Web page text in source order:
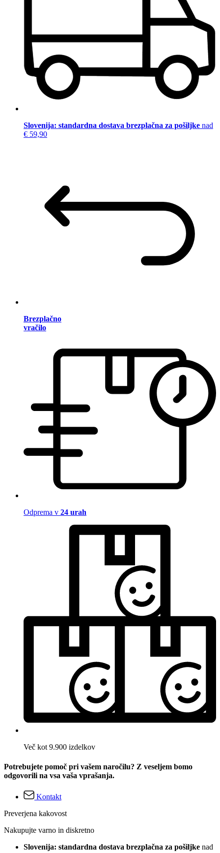
Slovenija: standardna dostava brezplačna za pošiljke nad
€ 59,90
Brezplačno
vračilo
Odprema v 24 urah
Več kot 9.900 izdelkov
Potrebujete pomoč pri vašem naročilu? Z veseljem bomo
odgovorili na vsa vaša vprašanja.
Kontakt
Preverjena kakovost
Nakupujte varno in diskretno
Slovenija: standardna dostava brezplačna za pošiljke nad